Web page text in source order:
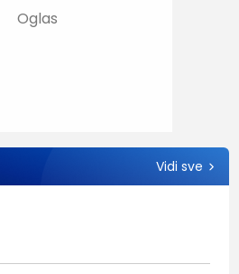
Vidi sve